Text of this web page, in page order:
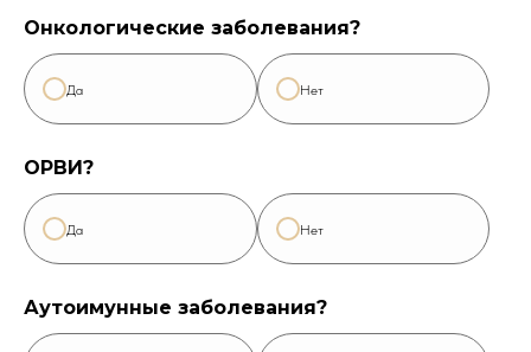
Онкологические заболевания?
Да Нет
ОРВИ?
Да Нет
Аутоимунные заболевания?